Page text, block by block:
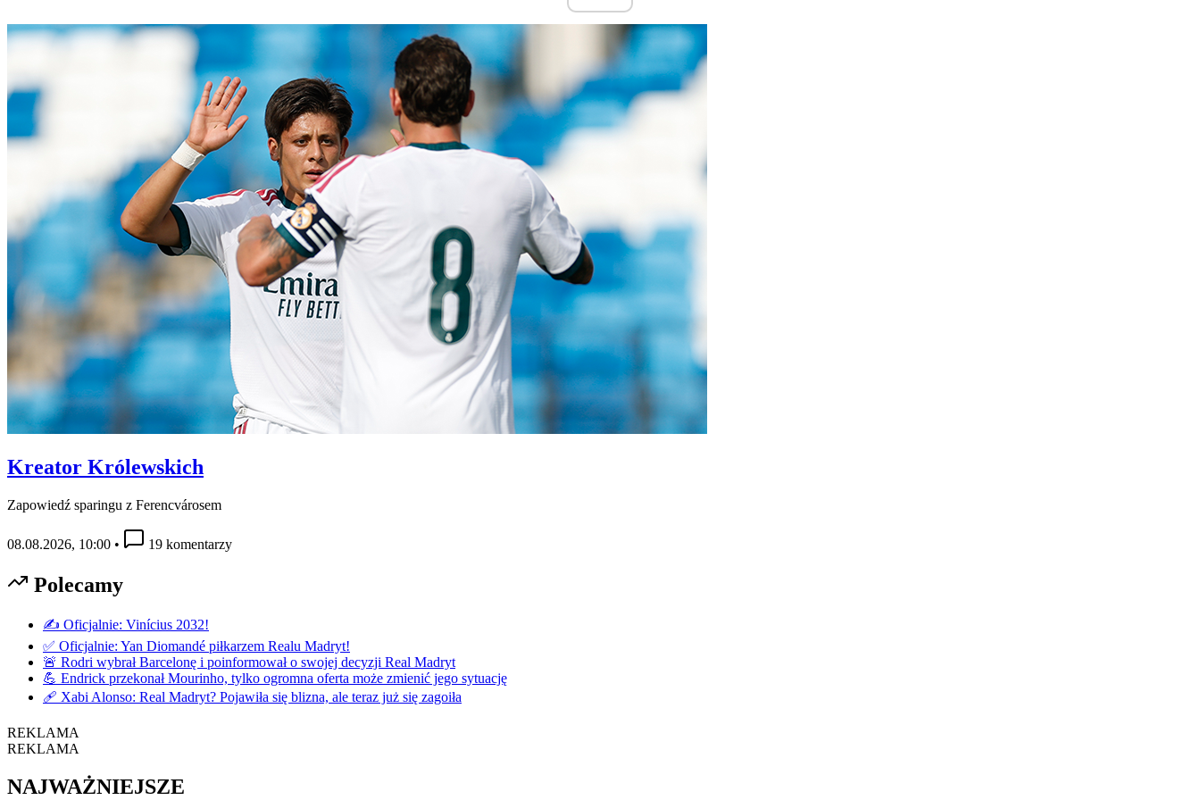
Kreator Królewskich
Zapowiedź sparingu z Ferencvárosem
08.08.2026, 10:00 • 19 komentarzy
Polecamy
✍️ Oficjalnie: Vinícius 2032!
✅ Oficjalnie: Yan Diomandé piłkarzem Realu Madryt!
🚨 Rodri wybrał Barcelonę i poinformował o swojej decyzji Real Madryt
💪 Endrick przekonał Mourinho, tylko ogromna oferta może zmienić jego sytuację
🩹 Xabi Alonso: Real Madryt? Pojawiła się blizna, ale teraz już się zagoiła
REKLAMA
REKLAMA
NAJWAŻNIEJSZE